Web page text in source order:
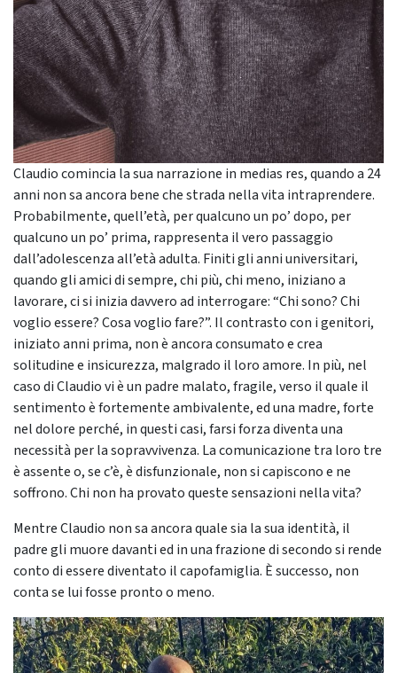
Claudio comincia la sua narrazione in medias res, quando a 24
anni non sa ancora bene che strada nella vita intraprendere.
Probabilmente, quell’età, per qualcuno un po’ dopo, per
qualcuno un po’ prima, rappresenta il vero passaggio
dall’adolescenza all’età adulta. Finiti gli anni universitari,
quando gli amici di sempre, chi più, chi meno, iniziano a
lavorare, ci si inizia davvero ad interrogare: “Chi sono? Chi
voglio essere? Cosa voglio fare?”. Il contrasto con i genitori,
iniziato anni prima, non è ancora consumato e crea
solitudine e insicurezza, malgrado il loro amore. In più, nel
caso di Claudio vi è un padre malato, fragile, verso il quale il
sentimento è fortemente ambivalente, ed una madre, forte
nel dolore perché, in questi casi, farsi forza diventa una
necessità per la sopravvivenza. La comunicazione tra loro tre
è assente o, se c’è, è disfunzionale, non si capiscono e ne
soffrono. Chi non ha provato queste sensazioni nella vita?
Mentre Claudio non sa ancora quale sia la sua identità, il
padre gli muore davanti ed in una frazione di secondo si rende
conto di essere diventato il capofamiglia. È successo, non
conta se lui fosse pronto o meno.